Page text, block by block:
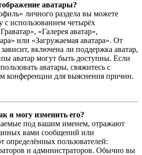
аватары?
личного раздела вы можете
с использованием четырёх
«Галерея аватар»,
или «Загружаемая аватара». От
включена ли поддержка аватар,
аватар могут быть доступны. Если
аватары, свяжитесь с
конференции для выяснения причин.
я могу изменить его?
под вашим именем, отражают
вами сообщений или
определённых пользователей:
и администраторов. Обычно вы